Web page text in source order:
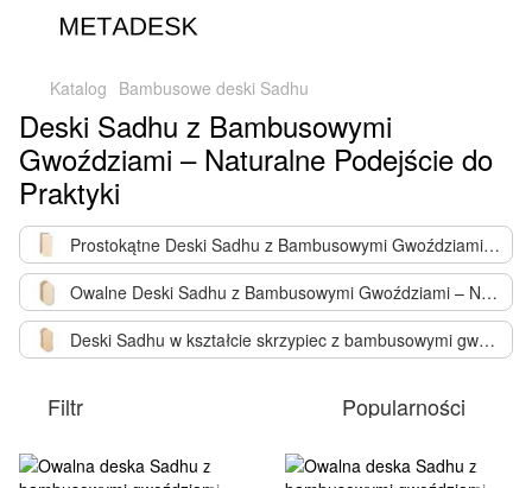
Katalog Bambusowe deski Sadhu
Deski Sadhu z Bambusowymi
Gwoździami – Naturalne Podejście do
Praktyki
Prostokątne Deski Sadhu z Bambusowymi Gwoździami – Naturalna Harmonia i Komfort
Owalne Deski Sadhu z Bambusowymi Gwoździami – Naturalna Praktyka dla Harmonii
Deski Sadhu w kształcie skrzypiec z bambusowymi gwoździami – delikatna praktyka i naturalna harmonia
Filtr Popularności